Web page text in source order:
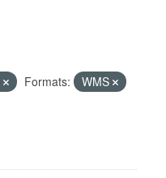
Formats:
WMS